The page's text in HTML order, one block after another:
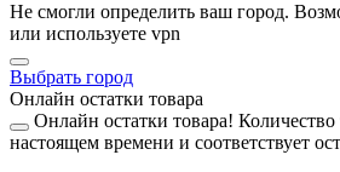
Не смогли определить ваш город.
или используете vpn
Выбрать город
Онлайн остатки товара
Онлайн остатки товара! Количество
настоящем времени и соответствует